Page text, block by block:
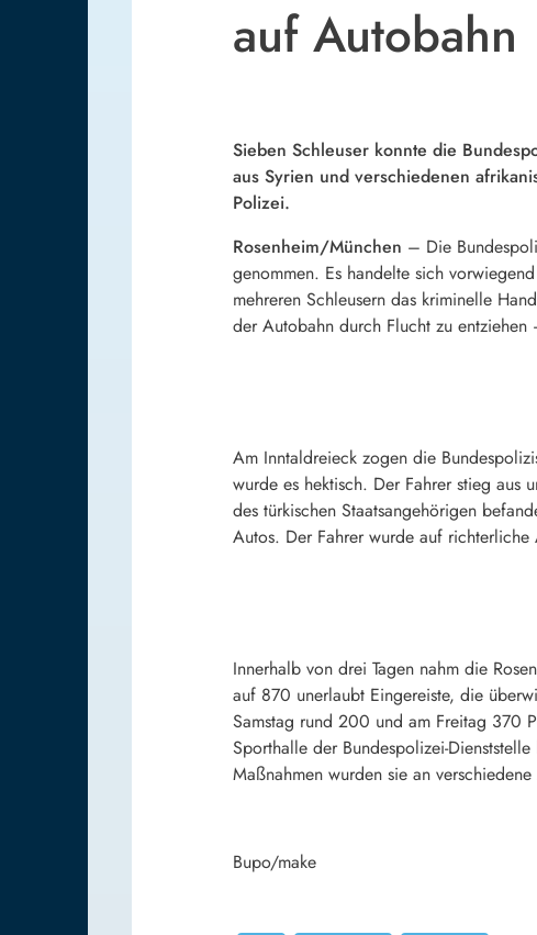
auf Autobahn
Sieben Schleuser konnte die
aus Syrien und verschiedenen
Polizei.
Rosenheim/München – Die
genommen. Es handelte sich
mehreren Schleusern das kriminelle
der Autobahn durch Flucht zu
Am Inntaldreieck zogen die
wurde es hektisch. Der Fahrer stieg aus
des türkischen Staatsangehörigen
Autos. Der Fahrer wurde auf
Innerhalb von drei Tagen nahm die
auf 870 unerlaubt Eingereiste, die
Samstag rund 200 und am Freitag 370
Sporthalle der Bundespolizei-
Maßnahmen wurden sie an
Bupo/make